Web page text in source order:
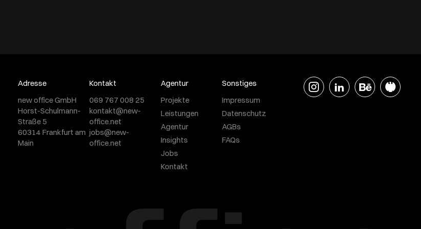
Adresse
new office GmbH
Horst-Schulmann-
Straße 5
60314 Frankfurt am
Main
Kontakt
069 767 008 25
kontakt@new-
office.net
jobs@new-
office.net
Agentur
Projekte
Leistungen
Agentur
Insights
Jobs
Kontakt
Sonstiges
Impressum
Datenschutz
AGBs
FAQs